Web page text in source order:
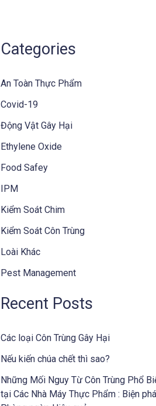
Categories
An Toàn Thực Phẩm
Covid-19
Động Vật Gây Hại
Ethylene Oxide
Food Safey
IPM
Kiểm Soát Chim
Kiểm Soát Côn Trùng
Loài Khác
Pest Management
Recent Posts
Các loại Côn Trùng Gây Hại
Nếu kiến chúa chết thì sao?
Những Mối Nguy Từ Côn Trùng Phổ
tại Các Nhà Máy Thực Phẩm : Biện